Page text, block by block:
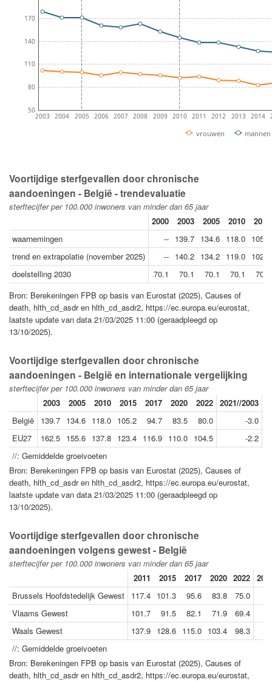
2003 2004 2005 2006 2007 2008 2009 2010 2011 2012 2013 2014
50
80
110
140
170
vrouwen mannen
Voortijdige sterfgevallen door chronische
aandoeningen - België - trendevaluatie
sterftecijfer per 100.000 inwoners van minder dan 65 jaar
2000
2003 2005 2010
2015
waarnemingen
-- 139.7 134.6 118.0 105.2
trend en extrapolatie (november 2025)
-- 140.2 134.2 119.0 102.0
doelstelling 2030
70.1 70.1 70.1 70.1
70.1
Bron: Berekeningen FPB op basis van Eurostat (2025), Causes of
death, hlth_cd_asdr en hlth_cd_asdr2, https://ec.europa.eu/eurostat,
laatste update van data 21/03/2025 11:00 (geraadpleegd op
13/10/2025).
Voortijdige sterfgevallen door chronische
aandoeningen - België en internationale vergelijking
sterftecijfer per 100.000 inwoners van minder dan 65 jaar
2003
2005 2010 2015 2017 2020 2022 2021//2003
België
139.7 134.6 118.0 105.2 94.7 83.5 80.0
-3.0
EU27
162.5 155.6 137.8 123.4 116.9 110.0 104.5
-2.2
//: Gemiddelde groeivoeten
Bron: Berekeningen FPB op basis van Eurostat (2025), Causes of
death, hlth_cd_asdr en hlth_cd_asdr2, https://ec.europa.eu/eurostat,
laatste update van data 21/03/2025 11:00 (geraadpleegd op
13/10/2025).
Voortijdige sterfgevallen door chronische
aandoeningen volgens gewest - België
sterftecijfer per 100.000 inwoners van minder dan 65 jaar
2011
2015 2017 2020 2022
Brussels Hoofdstedelijk Gewest
117.4 101.3 95.6 83.8
75.0
Vlaams Gewest
101.7 91.5 82.1 71.9
69.4
Waals Gewest
137.9 128.6 115.0 103.4
98.3
//: Gemiddelde groeivoeten
Bron: Berekeningen FPB op basis van Eurostat (2025), Causes of
death, hlth_cd_asdr en hlth_cd_asdr2, https://ec.europa.eu/eurostat,